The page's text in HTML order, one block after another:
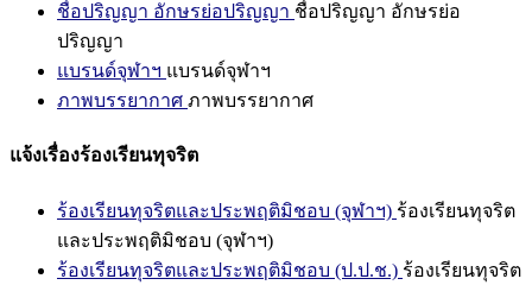
ชื่อปริญญา อักษรย่อปริญญา ชื่อปริญญา อักษรย่อ
ปริญญา
แบรนด์จุฬาฯ แบรนด์จุฬาฯ
ภาพบรรยากาศ ภาพบรรยากาศ
แจ้งเรื่องร้องเรียนทุจริต
ร้องเรียนทุจริตและประพฤติมิชอบ (จุฬาฯ) ร้องเรียนทุจริต
และประพฤติมิชอบ (จุฬาฯ)
ร้องเรียนทุจริตและประพฤติมิชอบ (ป.ป.ช.) ร้องเรียนทุจริต